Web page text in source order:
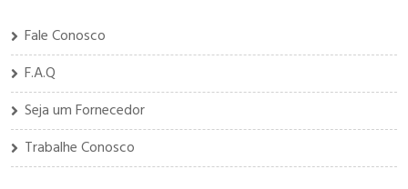
Fale Conosco
F.A.Q
Seja um Fornecedor
Trabalhe Conosco